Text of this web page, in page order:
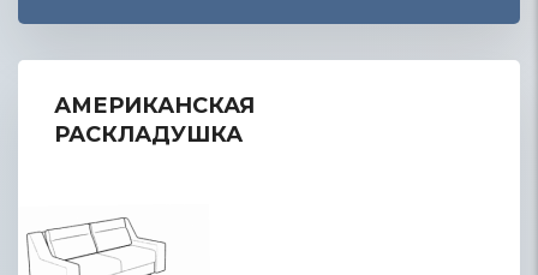
АМЕРИКАНСКАЯ
РАСКЛАДУШКА